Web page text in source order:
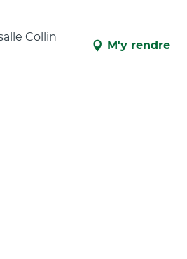
Collin
M'y rendre